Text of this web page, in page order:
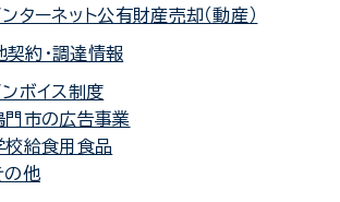
ンターネット公有財産売却（動産）
契約・調達情報
ンボイス制度
門市の広告事業
校給食用食品
の他